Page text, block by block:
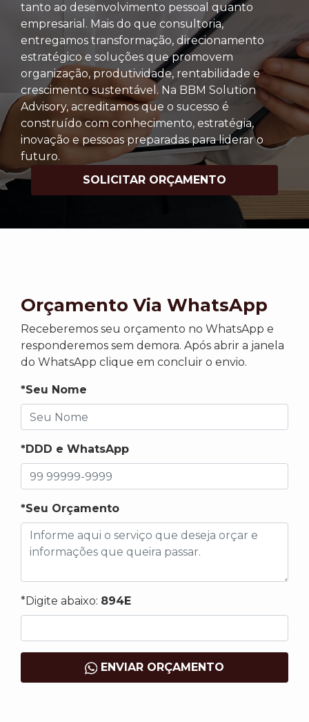
tanto ao desenvolvimento pessoal quanto
empresarial. Mais do que consultoria,
entregamos transformação, direcionamento
estratégico e soluções que promovem
organização, produtividade, rentabilidade e
crescimento sustentável. Na BBM Solution
Advisory, acreditamos que o sucesso é
construído com conhecimento, estratégia,
inovação e pessoas preparadas para liderar o
futuro.
SOLICITAR ORÇAMENTO
Orçamento Via WhatsApp
Receberemos seu orçamento no WhatsApp e
responderemos sem demora. Após abrir a janela
do WhatsApp clique em concluir o envio.
*Seu Nome
*DDD e WhatsApp
*Seu Orçamento
*Digite abaixo: 894E
ENVIAR ORÇAMENTO